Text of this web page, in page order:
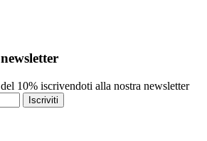
10% iscrivendoti alla nostra newsletter
Iscriviti